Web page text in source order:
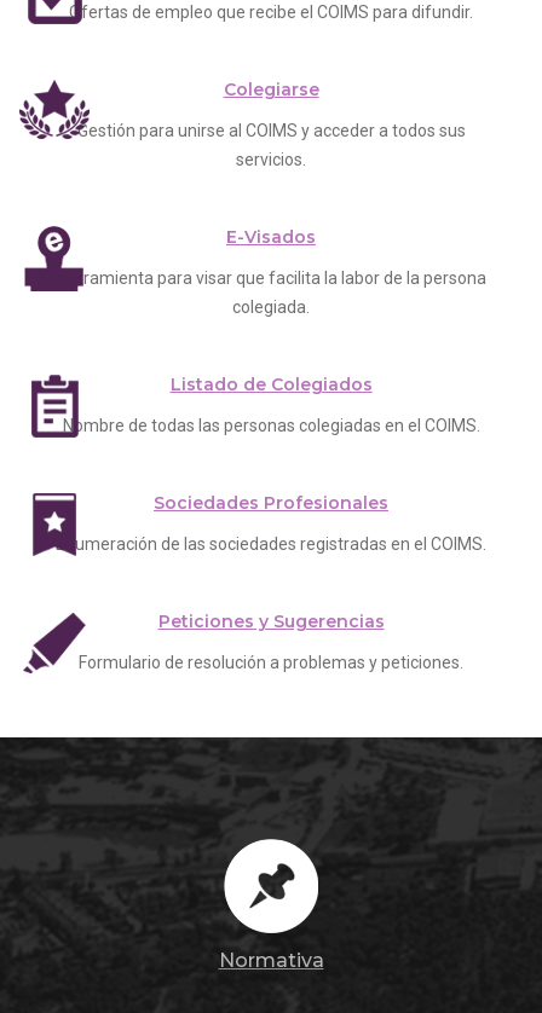
Ofertas de empleo que recibe el COIMS para difundir.
Colegiarse
Gestión para unirse al COIMS y acceder a todos sus
servicios.
E-Visados
Herramienta para visar que facilita la labor de la persona
colegiada.
Listado de Colegiados
Nombre de todas las personas colegiadas en el COIMS.
Sociedades Profesionales
Enumeración de las sociedades registradas en el COIMS.
Peticiones y Sugerencias
Formulario de resolución a problemas y peticiones.
Normativa